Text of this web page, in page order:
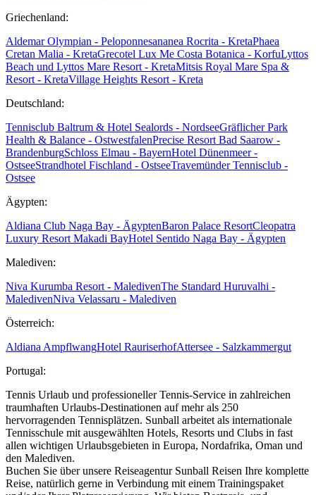
Griechenland:
Aldemar Olympian - Peloponnesananea Rocrita - KretaPhaea
Cretan Malia - KretaGrecotel Lux Me Costa Botanica - KorfuLyttos
Beach und Lyttos Mare Resort - KretaMitsis Royal Mare Spa &
Resort - KretaVillage Heights Resort - Kreta
Deutschland:
Tennisclub Baltrum & Hotel Sealords - NordseeGräflicher Park
Health & Balance - OstwestfalenPrecise Resort Bad Saarow -
BrandenburgSchloss Elmau - BayernHotel Dünenmeer -
OstseeStrandhotel Fischland - OstseeTravemünder Tennisclub -
Ostsee
Ägypten:
Aldiana Club Naga Bay - ÄgyptenBaron Palace ResortCleopatra
Luxury Resort Makadi BayHotel Sentido Naga Bay - Ägypten
Malediven:
Niva Kurumba Resort - MaledivenThe Standard Huruvalhi -
MaledivenNiva Velassaru - Malediven
Österreich:
Aldiana AmpflwangHotel RauriserhofAttersee - Salzkammergut
Portugal:
Tennis Urlaub und professioneller Tennis-Service in zahlreichen
traumhaften Urlaubs-Destinationen auf mehr als 250
hervorragenden Tennisplätzen. Sunball arbeitet als internationale
Tennisschule mit ausgewählten Hotels, Resorts und Clubs in fast
allen wichtigen Urlaubsgebieten in Europa, Nordafrika, Oman und
den Malediven.
Buchen Sie über unsere Reiseagentur Sunball Reisen Ihre komplette
Reise, natürlich gerne in Verbindung mit einem Trainingspaket